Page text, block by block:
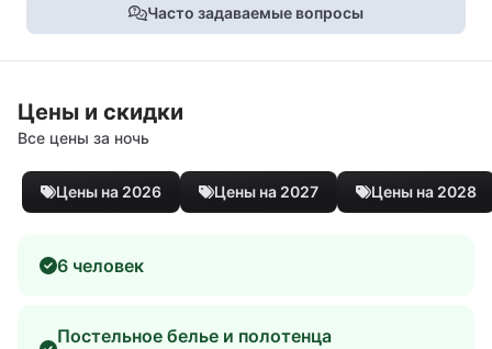
Часто задаваемые вопросы
Цены и скидки
Все цены за ночь
Цены на 2026 Цены на 2027 Цены на 2028
6 человек
Постельное белье и полотенца